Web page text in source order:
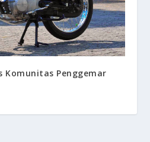
Komunitas Penggemar